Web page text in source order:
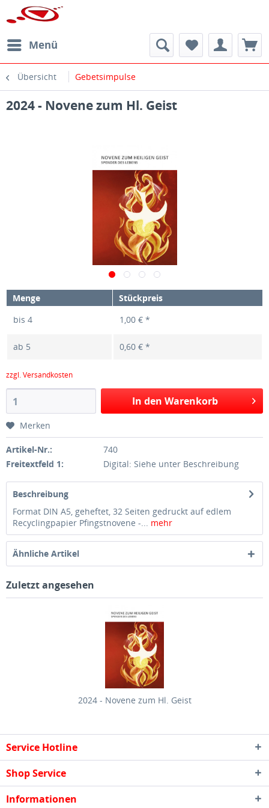
Menü
Übersicht Gebetsimpulse
2024 - Novene zum Hl. Geist
Menge
Stückpreis
bis 4 1,00 € *
ab 5 0,60 € *
zzgl. Versandkosten
In den Warenkorb
Merken
Artikel-Nr.:
740
Freitextfeld 1:
Digital: Siehe unter Beschreibung
Beschreibung
Format DIN A5, geheftet, 32 Seiten gedruckt auf edlem
Recyclingpapier Pfingstnovene -... mehr
Ähnliche Artikel
Zuletzt angesehen
2024 - Novene zum Hl. Geist
Service Hotline
Shop Service
Informationen